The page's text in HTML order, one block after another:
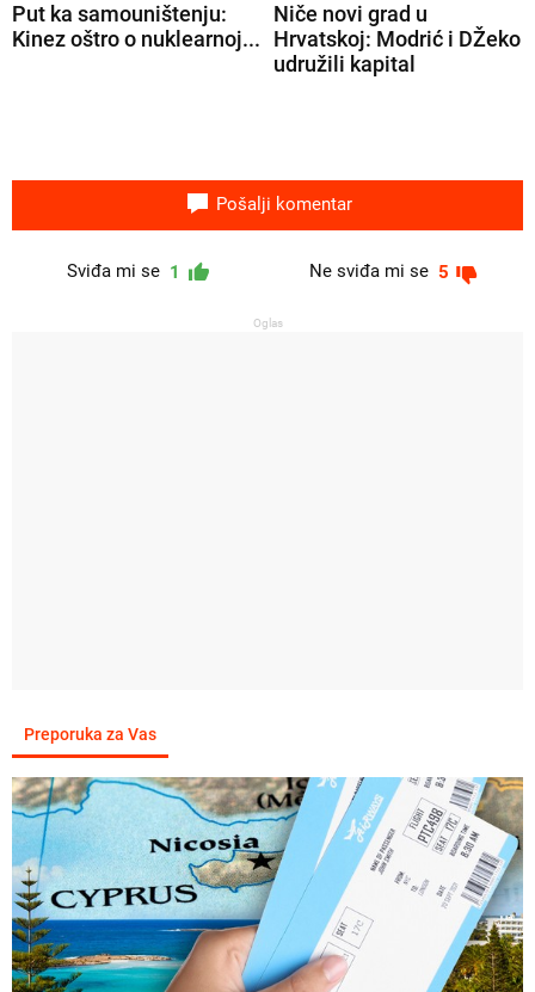
Put ka samouništenju:
Kinez oštro o nuklearnoj...
Niče novi grad u
Hrvatskoj: Modrić i DŽeko
udružili kapital
Pošalji komentar
Sviđa mi se 1 Ne sviđa mi se 5
Oglas
Preporuka za Vas